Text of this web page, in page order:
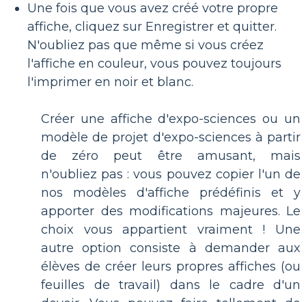
Une fois que vous avez créé votre propre
affiche, cliquez sur Enregistrer et quitter.
N'oubliez pas que même si vous créez
l'affiche en couleur, vous pouvez toujours
l'imprimer en noir et blanc.
Créer une affiche d'expo-sciences ou un
modèle de projet d'expo-sciences à partir
de zéro peut être amusant, mais
n'oubliez pas : vous pouvez copier l'un de
nos modèles d'affiche prédéfinis et y
apporter des modifications majeures. Le
choix vous appartient vraiment ! Une
autre option consiste à demander aux
élèves de créer leurs propres affiches (ou
feuilles de travail) dans le cadre d'un